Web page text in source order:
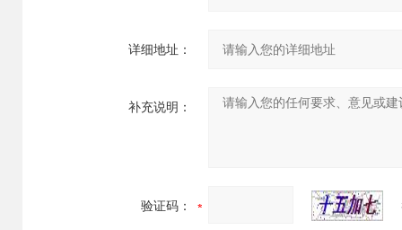
详细地址：
补充说明：
验证码：